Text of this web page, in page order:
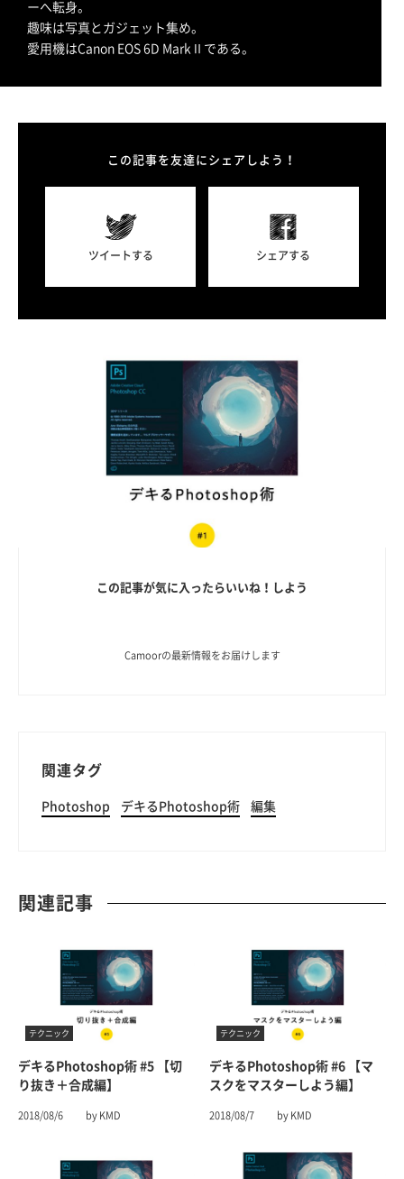
ーへ転身。
趣味は写真とガジェット集め。
愛用機はCanon EOS 6D MarkⅡである。
この記事を友達にシェアしよう！
ツイートする シェアする
この記事が気に入ったらいいね！しよう
Camoorの最新情報をお届けします
関連タグ
Photoshop デキるPhotoshop術 編集
関連記事
テクニック
デキるPhotoshop術 #5 【切
り抜き＋合成編】
2018/08/6 by KMD
テクニック
デキるPhotoshop術 #6 【マ
スクをマスターしよう編】
2018/08/7 by KMD